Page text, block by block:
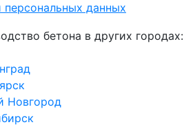
персональных данных
бетона в других городах:
Новгород